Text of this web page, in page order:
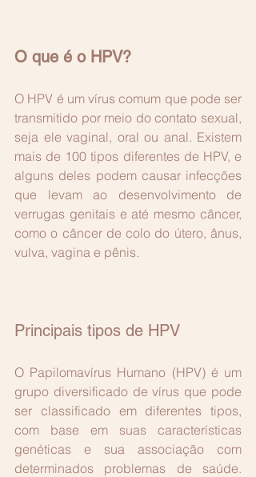
O que é o HPV?
O HPV é um vírus comum que pode ser
transmitido por meio do contato sexual,
seja ele vaginal, oral ou anal. Existem
mais de 100 tipos diferentes de HPV, e
alguns deles podem causar infecções
que levam ao desenvolvimento de
verrugas genitais e até mesmo câncer,
como o câncer de colo do útero, ânus,
vulva, vagina e pênis.
Principais tipos de HPV
O Papilomavírus Humano (HPV) é um
grupo diversificado de vírus que pode
ser classificado em diferentes tipos,
com base em suas características
genéticas e sua associação com
determinados problemas de saúde.